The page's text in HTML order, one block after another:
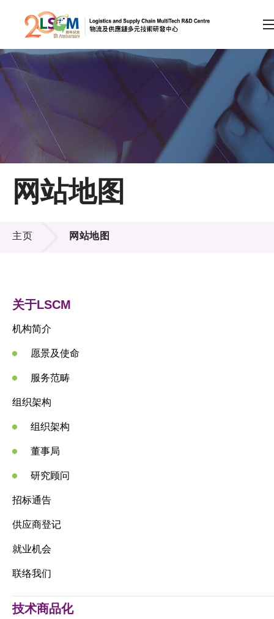
跳到内容（按回车键）
会员登录
A A EN 繁 简
主页
关于LSCM
技术商品化
科技分享
会籍
网站地图
网站地图
主页 网站地图
关于LSCM
机构简介
愿景及使命
服务范畴
组织架构
组织架构
董事局
研究顾问
招标通告
供应商登记
就业机会
联络我们
技术商品化